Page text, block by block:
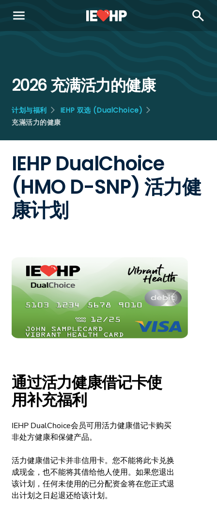
menu search
2026 充满活力的健康
计划与福利
IEHP 双选 (DualChoice)
充滿活力的健康
IEHP DualChoice
(HMO D-SNP) 活力健
康计划
通过活力健康借记卡使
用补充福利
IEHP DualChoice会员可用活力健康借记卡购买
非处方健康和保健产品。
活力健康借记卡并非信用卡。您不能将此卡兑换
成现金，也不能将其借给他人使用。如果您退出
该计划，任何未使用的已分配资金将在您正式退
出计划之日起退还给该计划。